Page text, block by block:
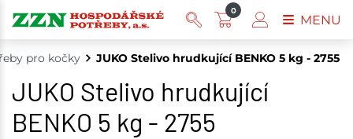
pro kočky JUKO Stelivo hrudkující BENKO 5 kg - 2755
JUKO Stelivo hrudkující
BENKO 5 kg - 2755
0
MENU